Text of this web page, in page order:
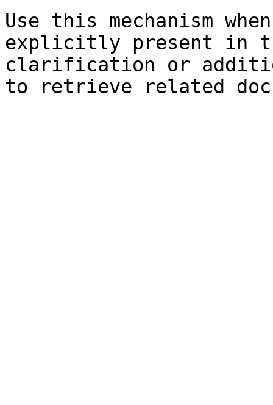
Use this mechanism
explicitly present in
clarification or